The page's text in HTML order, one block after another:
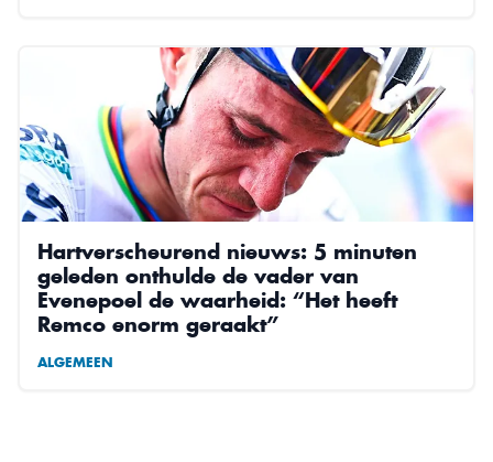
Hartverscheurend nieuws: 5 minuten
geleden onthulde de vader van
Evenepoel de waarheid: “Het heeft
Remco enorm geraakt”
ALGEMEEN